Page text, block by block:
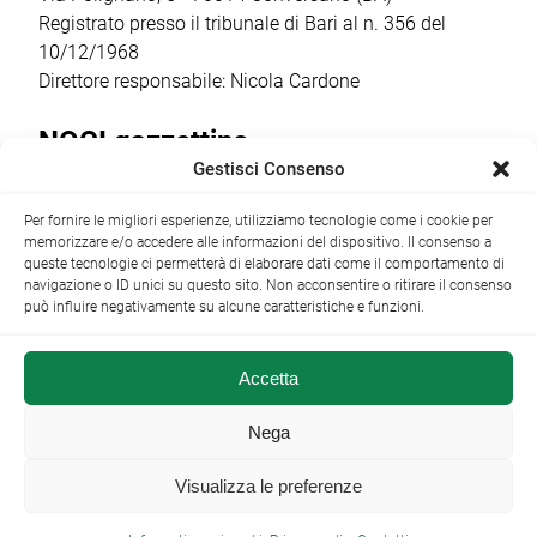
Registrato presso il tribunale di Bari al n. 356 del
10/12/1968
Direttore responsabile: Nicola Cardone
NOCI gazzettino
+39 080 4979274|info@nocigazzettino.it Contatti|
Archivio
NOCI gazzettino.it ©2014 •
Gestisci Consenso
Per fornire le migliori esperienze, utilizziamo tecnologie come i cookie per
memorizzare e/o accedere alle informazioni del dispositivo. Il consenso a
queste tecnologie ci permetterà di elaborare dati come il comportamento di
navigazione o ID unici su questo sito. Non acconsentire o ritirare il consenso
può influire negativamente su alcune caratteristiche e funzioni.
Accetta
Nega
Visualizza le preferenze